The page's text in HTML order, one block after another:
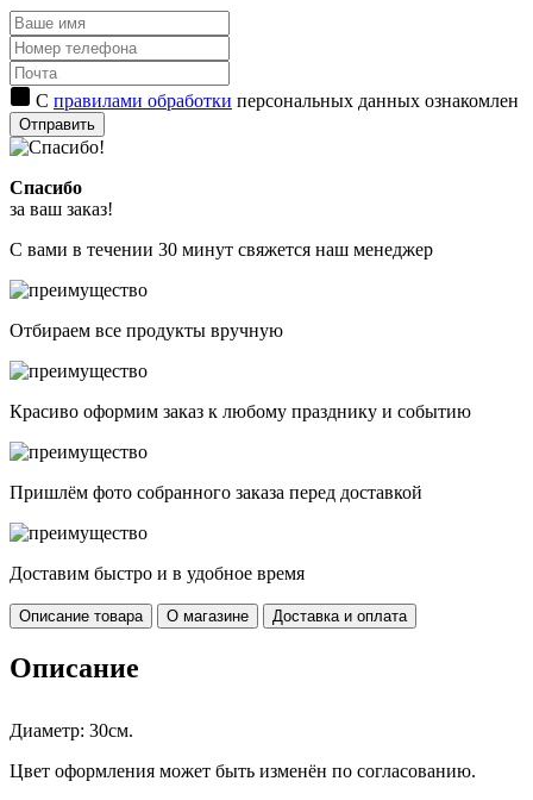
С правилами обработки персональных данных ознакомлен
Отправить
Спасибо
за ваш заказ!
С вами в течении 30 минут свяжется наш менеджер
Отбираем все продукты вручную
Красиво оформим заказ к любому празднику и событию
Пришлём фото собранного заказа перед доставкой
Доставим быстро и в удобное время
Описание товара О магазине Доставка и оплата
Описание
Диаметр: 30см.
Цвет оформления может быть изменён по согласованию.